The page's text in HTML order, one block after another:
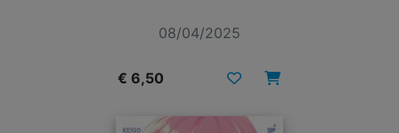
08/04/2025
€ 6,50